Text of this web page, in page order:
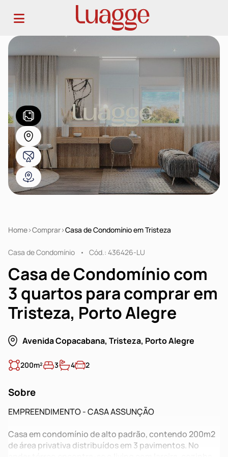
Home Comprar Casa de Condomínio em Tristeza
Casa de Condomínio Cód.: 436426-LU
Casa de Condomínio com
3 quartos para comprar em
Tristeza, Porto Alegre
Avenida Copacabana, Tristeza, Porto Alegre
200m² 3 4 2
Sobre
EMPREENDIMENTO - CASA ASSUNÇÃO
Casa em condomínio de alto padrão, contendo 200m2
de área privativa distribuídos em 3 pavimentos. No